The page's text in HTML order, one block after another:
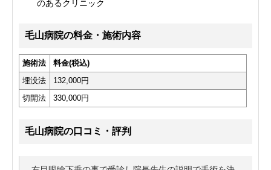
のあるクリニック
毛山病院の料金・施術内容
施術法
料金(税込)
埋没法
132,000円
切開法
330,000円
毛山病院の口コミ・評判